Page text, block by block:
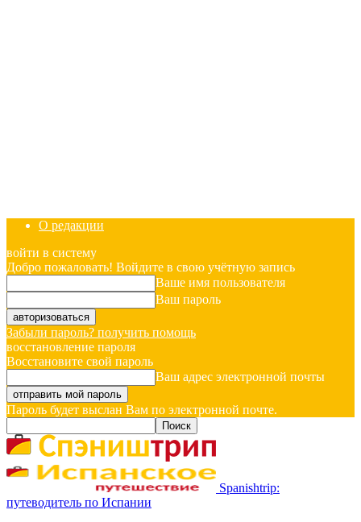
О редакции
войти в систему
Добро пожаловать! Войдите в свою учётную запись
Ваше имя пользователя
Ваш пароль
Забыли пароль? получить помощь
восстановление пароля
Восстановите свой пароль
Ваш адрес электронной почты
Пароль будет выслан Вам по электронной почте.
Spanishtrip:
путеводитель по Испании